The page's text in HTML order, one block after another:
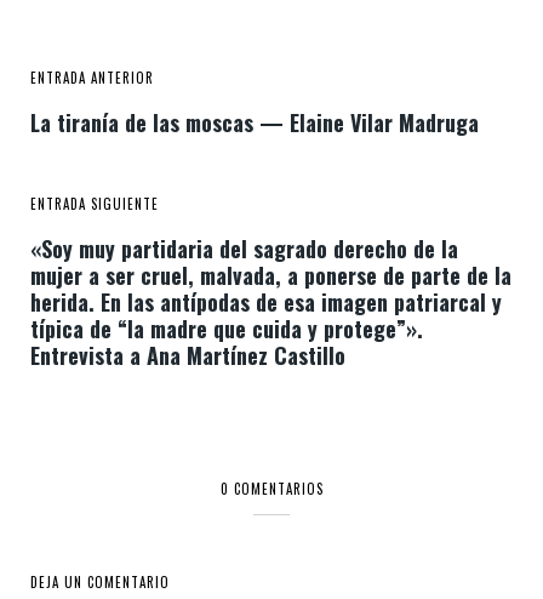
ENTRADA ANTERIOR
La tiranía de las moscas — Elaine Vilar Madruga
ENTRADA SIGUIENTE
«Soy muy partidaria del sagrado derecho de la
mujer a ser cruel, malvada, a ponerse de parte de la
herida. En las antípodas de esa imagen patriarcal y
típica de “la madre que cuida y protege”».
Entrevista a Ana Martínez Castillo
0 COMENTARIOS
DEJA UN COMENTARIO